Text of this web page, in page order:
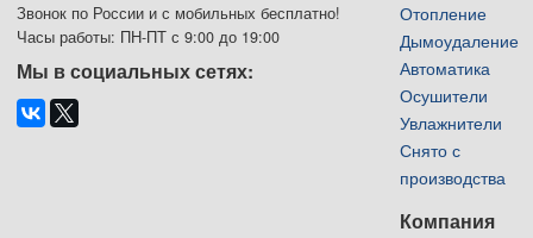
Звонок по России и с мобильных бесплатно!
Часы работы: ПН-ПТ с 9:00 до 19:00
Мы в социальных сетях:
Отопление
Дымоудаление
Автоматика
Осушители
Увлажнители
Снято с
производства
Компания